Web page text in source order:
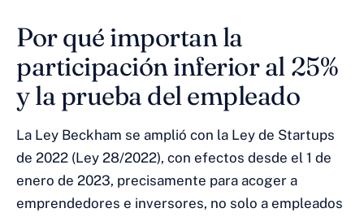
Por qué importan la
participación inferior al 25%
y la prueba del empleado
La Ley Beckham se amplió con la Ley de Startups
de 2022 (Ley 28/2022), con efectos desde el 1 de
enero de 2023, precisamente para acoger a
emprendedores e inversores, no solo a empleados